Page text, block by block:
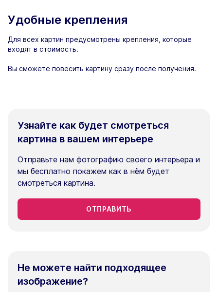
Удобные крепления
Для всех картин предусмотрены крепления, которые
входят в стоимость.
Вы сможете повесить картину сразу после получения.
Узнайте как будет смотреться
картина в вашем интерьере
Отправьте нам фотографию своего интерьера и
мы бесплатно покажем как в нём будет
смотреться картина.
ОТПРАВИТЬ
Не можете найти подходящее
изображение?